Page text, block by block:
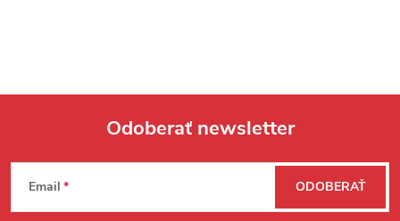
Zápätie
Odoberať newsletter
Email ODOBERAŤ